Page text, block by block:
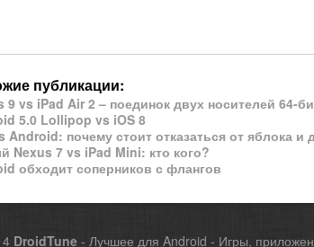
публикации:
9 vs iPad Air 2 – поединок двух носителей 64-
5.0 Lollipop vs iOS 8
Android: почему стоит отказаться от яблока и
Nexus 7 vs iPad Mini: кто кого?
обходит соперников с флангов
DroidTune- Лучшее для Android - Игры,